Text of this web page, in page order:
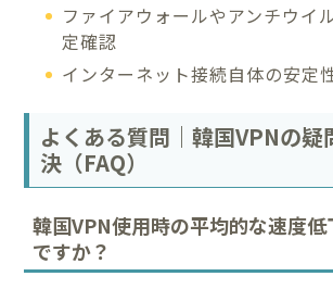
ファイアウォールやアンチウイ
定確認
インターネット接続自体の安定
よくある質問｜韓国VPNの疑
決（FAQ）
韓国VPN使用時の平均的な速度
ですか？